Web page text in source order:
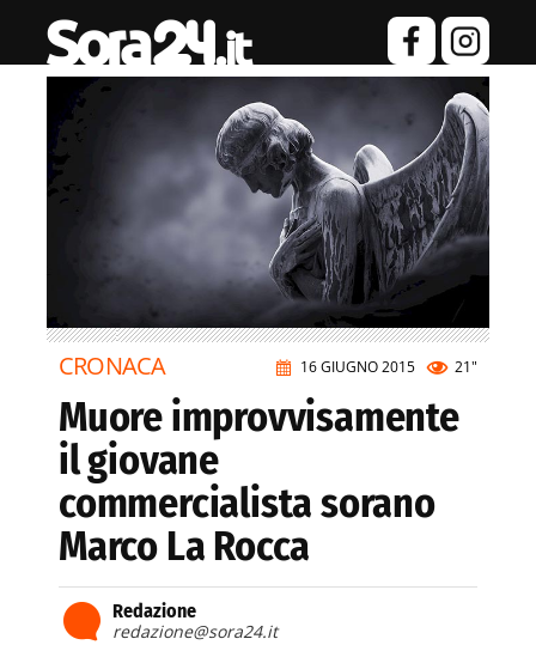
16 GIUGNO 2015 21"
CRONACA
Muore improvvisamente
il giovane
commercialista sorano
Marco La Rocca
Redazione
redazione@sora24.it